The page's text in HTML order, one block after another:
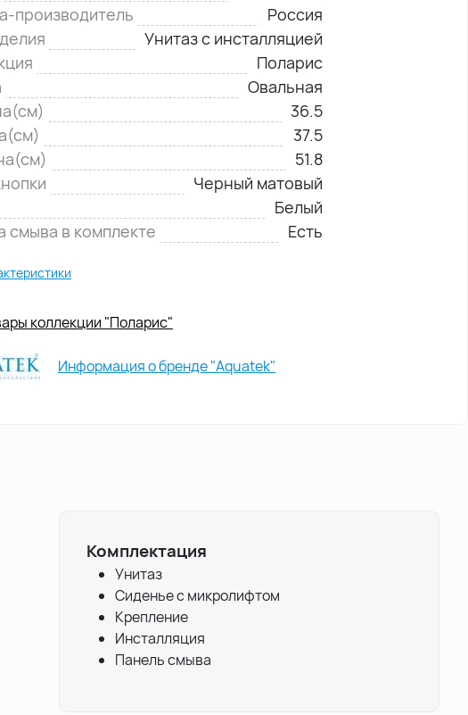
производитель
Россия
Унитаз с инсталляцией
Поларис
Овальная
36.5
37.5
51.8
Черный матовый
Белый
смыва в комплекте
Есть
коллекции "Поларис"
Информация о бренде "Aquatek"
Комплектация
Унитаз
Сиденье с микролифтом
Крепление
Инсталляция
Панель смыва